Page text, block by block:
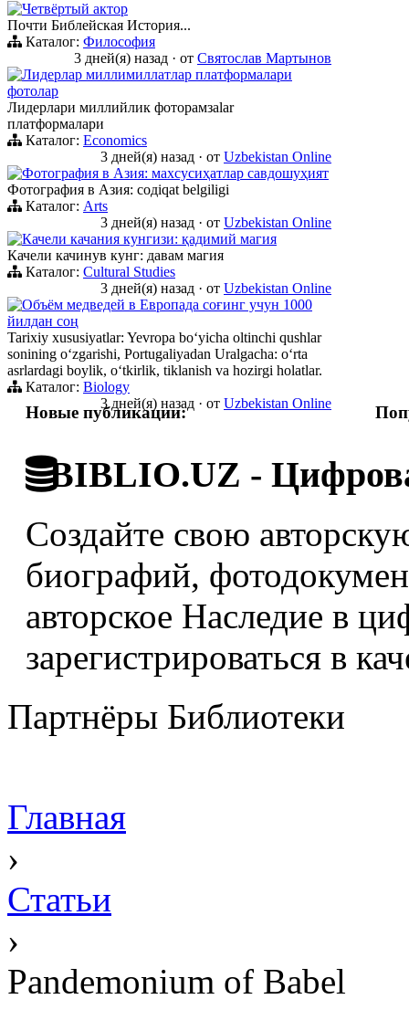
Четвёртый актор
Почти Библейская История...
Каталог: Философия
3 дней(я) назад · от Святослав Мартынов
Лидерлар миллимиллатлар платформалари
фотолар
Лидерлари миллийлик фоторамзalar
платформалари
Каталог: Economics
3 дней(я) назад · от Uzbekistan Online
Фотография в Азия: махсусиҳатлар савдошуҳият
Фотография в Азия: содiqat belgiligi
Каталог: Arts
3 дней(я) назад · от Uzbekistan Online
Качели качания кунгизи: қадимий магия
Качели качинув кунг: давам магия
Каталог: Cultural Studies
3 дней(я) назад · от Uzbekistan Online
Объём медведей в Европада соғинг учун 1000
йилдан соң
Tarixiy xususiyatlar: Yevropa boʻyicha oltinchi qushlar
sonining oʻzgarishi, Portugaliyadan Uralgacha: oʻrta
asrlardagi boylik, oʻtkirlik, tiklanish va hozirgi holatlar.
Каталог: Biology
3 дней(я) назад · от Uzbekistan Online
Новые публикации:
BIBLIO.UZ -
Создайте свою
биографий,
авторское Наследие в
зарегистрироваться в
Партнёры Библиотеки
Главная
›
Статьи
›
Pandemonium of Babel